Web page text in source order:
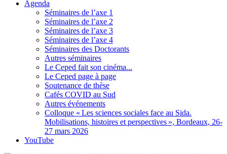
Agenda
Séminaires de l’axe 1
Séminaires de l’axe 2
Séminaires de l’axe 3
Séminaires de l’axe 4
Séminaires des Doctorants
Autres séminaires
Le Ceped fait son cinéma...
Le Ceped page à page
Soutenance de thèse
Cafés COVID au Sud
Autres événements
Colloque « Les sciences sociales face au Sida.
Mobilisations, histoires et perspectives », Bordeaux, 26-
27 mars 2026
YouTube